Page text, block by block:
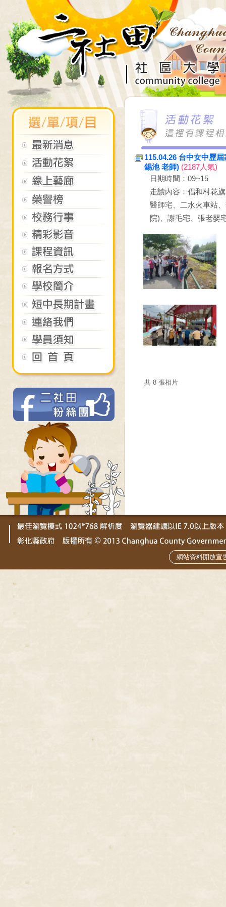
115.04.26 台中女中歷
錫池 老師) (2187人氣)
日期時間：09~15
走讀內容：倡和村花
醫師宅、二水火車站
院)、謝毛宅、張老嬰
共 8 張相片
網站資料開放宣